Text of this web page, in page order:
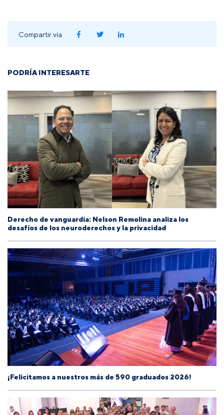
Compartir vía
PODRÍA INTERESARTE
Derecho de vanguardia: Nelson Remolina analiza los
desafíos de los neuroderechos y la privacidad
¡Felicitamos a nuestros más de 590 graduados 2026!